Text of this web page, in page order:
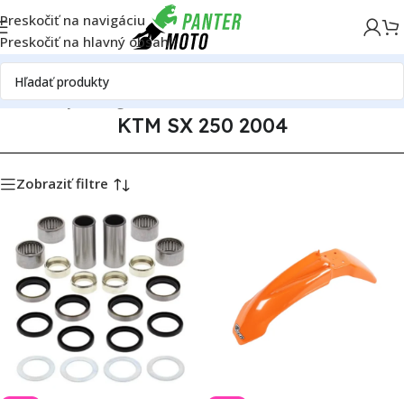
Preskočiť na navigáciu
Preskočiť na hlavný obsah
dielyKatalóg motoriekKTMKTM SX 250KTM SX 250 2004
KTM SX 250 2004
Zobraziť filtre